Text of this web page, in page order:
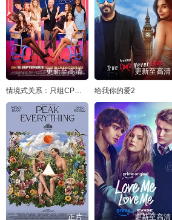
更新至高清
情境式关系：只组CP不恋爱
更新至高清
给我你的爱2
正片 更新至高清